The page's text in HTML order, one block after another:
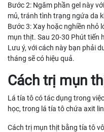
Bước 2: Ngâm phần gel này
mủ, tránh tình trạng ngứa da
Bước 3: Xay hoặc nghiền nhỏ
mụn thịt. Sau 20-30 Phút tiến
Lưu ý, với cách này bạn phải
tháng sẽ có hiệu quả.
Cách trị mụn
Lá tía tô có tác dụng trong
học, trong lá tía tô chứa axit
Cách trị mụn thịt bằng tía tô